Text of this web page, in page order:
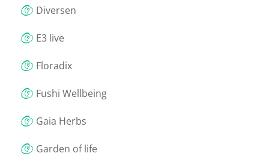
Diversen
E3 live
Floradix
Fushi Wellbeing
Gaia Herbs
Garden of life